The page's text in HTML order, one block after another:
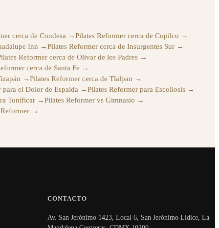
cerca de Condesa →Pilates Reformer cerca de Copilco →
Inn →Pilates Reformer cerca de Insurgentes Sur →
Reformer cerca de Olivar de los Padres →
cerca de Santa Fe →
→Pilates Reformer cerca de Tlalpan →
para el Dolor de Espalda →Pilates Reformer para Escoliosis →
Tonificar →Pilates Reformer vs Gimnasio →
→
CONTACTO
Av. San Jerónimo 1423, Local 6, San Jerónimo Lídice, La